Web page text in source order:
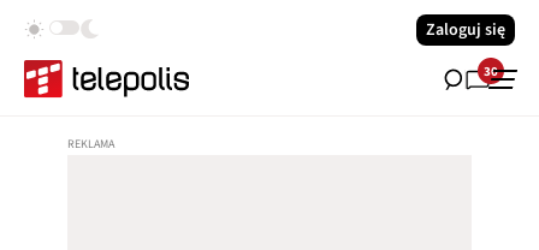
Zaloguj się
30